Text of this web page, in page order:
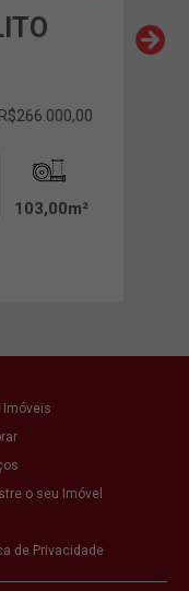
R$266.000,00
103,00m²
Imóveis
o seu Imóvel
de Privacidade